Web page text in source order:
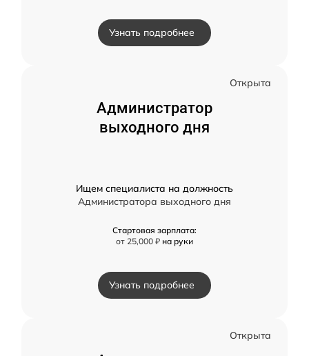
Узнать подробнее
Открыта
Администратор
выходного дня
Ищем специалиста на должность
Администратора выходного дня
Стартовая зарплата:
от 25,000 ₽ на руки
Узнать подробнее
Открыта